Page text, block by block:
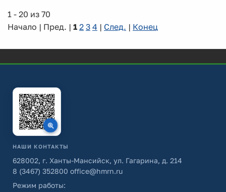
1 - 20 из 70
Начало | Пред. | 1 2 3 4 | След. | Конец
НАШИ КОНТАКТЫ
628002, г. Ханты-Мансийск, ул. Гагарина, д. 214
8 (3467) 352800 office@hmrn.ru
Режим работы: